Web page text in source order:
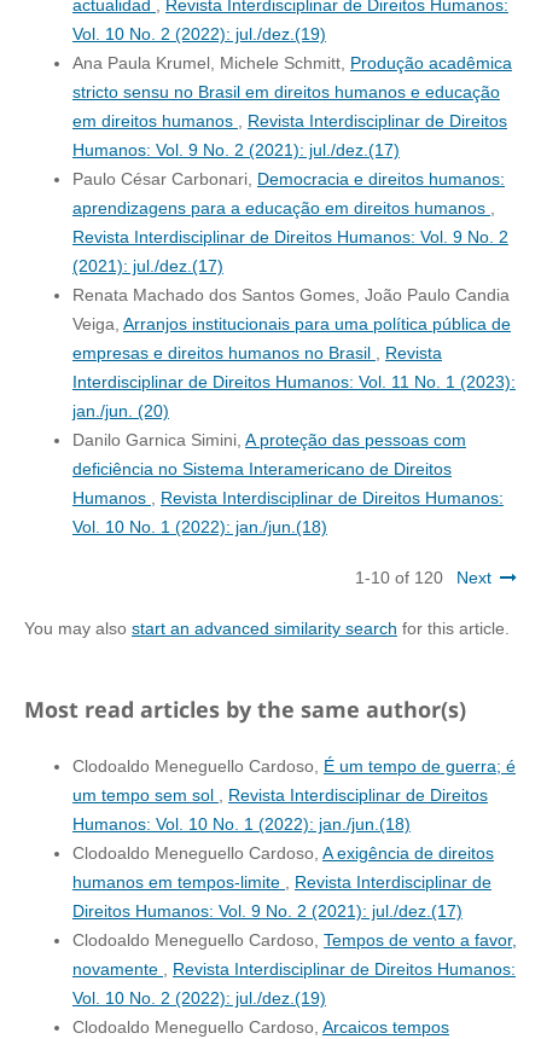
actualidad , Revista Interdisciplinar de Direitos Humanos:
Vol. 10 No. 2 (2022): jul./dez.(19)
Ana Paula Krumel, Michele Schmitt, Produção acadêmica
stricto sensu no Brasil em direitos humanos e educação
em direitos humanos , Revista Interdisciplinar de Direitos
Humanos: Vol. 9 No. 2 (2021): jul./dez.(17)
Paulo César Carbonari, Democracia e direitos humanos:
aprendizagens para a educação em direitos humanos ,
Revista Interdisciplinar de Direitos Humanos: Vol. 9 No. 2
(2021): jul./dez.(17)
Renata Machado dos Santos Gomes, João Paulo Candia
Veiga, Arranjos institucionais para uma política pública de
empresas e direitos humanos no Brasil , Revista
Interdisciplinar de Direitos Humanos: Vol. 11 No. 1 (2023):
jan./jun. (20)
Danilo Garnica Simini, A proteção das pessoas com
deficiência no Sistema Interamericano de Direitos
Humanos , Revista Interdisciplinar de Direitos Humanos:
Vol. 10 No. 1 (2022): jan./jun.(18)
1-10 of 120 Next
You may also start an advanced similarity search for this article.
Most read articles by the same author(s)
Clodoaldo Meneguello Cardoso, É um tempo de guerra; é
um tempo sem sol , Revista Interdisciplinar de Direitos
Humanos: Vol. 10 No. 1 (2022): jan./jun.(18)
Clodoaldo Meneguello Cardoso, A exigência de direitos
humanos em tempos-limite , Revista Interdisciplinar de
Direitos Humanos: Vol. 9 No. 2 (2021): jul./dez.(17)
Clodoaldo Meneguello Cardoso, Tempos de vento a favor,
novamente , Revista Interdisciplinar de Direitos Humanos:
Vol. 10 No. 2 (2022): jul./dez.(19)
Clodoaldo Meneguello Cardoso, Arcaicos tempos